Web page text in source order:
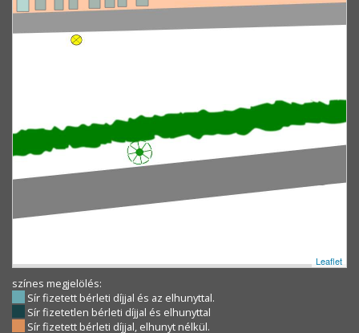
Leaflet
színes megjelölés:
Sír fizetett bérleti díjjal és az elhunyttal.
Sír fizetetlen bérleti díjjal és elhunyttal
Sír fizetett bérleti díjjal, elhunyt nélkül.